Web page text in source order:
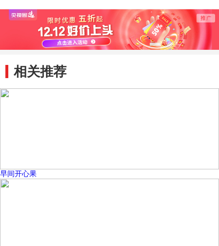
（上）《人与自
然》 20120521
（下）《人与自
然》 20120522
相关推荐
早间开心果